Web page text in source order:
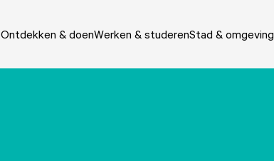
Ontdekken & doenWerken & studerenStad & omgeving